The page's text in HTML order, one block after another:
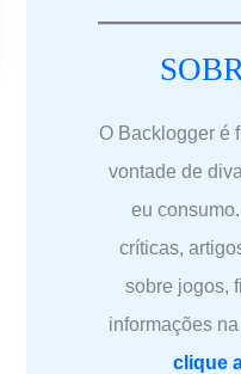
O Backlogger é
vontade de
eu
críticas,
sobre jogos,
informações na
clique